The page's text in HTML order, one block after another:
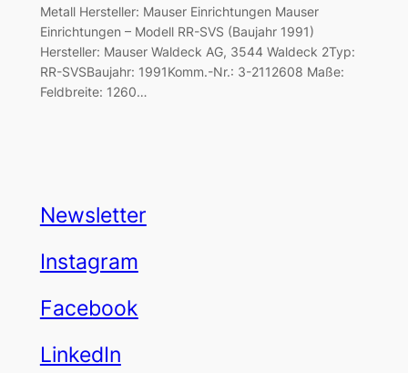
Metall Hersteller: Mauser Einrichtungen Mauser
Einrichtungen – Modell RR-SVS (Baujahr 1991)
Hersteller: Mauser Waldeck AG, 3544 Waldeck 2Typ:
RR-SVSBaujahr: 1991Komm.-Nr.: 3-2112608 Maße:
Feldbreite: 1260…
Newsletter
Instagram
Facebook
LinkedIn